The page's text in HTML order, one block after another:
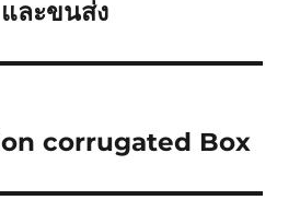
ละขนส่ง
corrugated Box